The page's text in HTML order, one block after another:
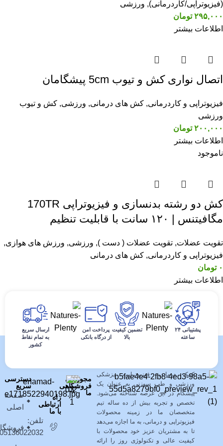
(فیزیوتراپی/کاردرمانی), ورزشی
۲۹۵,۰۰۰ تومان
اطلاعات بیشتر
اتصال نواری کش و تیوب 5cm پیشگامان
فیزیوتراپی و کاردرمانی, کش های درمانی, ورزشی, کش و تیوب
ورزشی
۲۰۰,۰۰۰ تومان
اطلاعات بیشتر
ناموجود
کش دو رشته بدنسازی و فیزیوتراپی 170TR
مگافیتنس | ۱۲۰ سانت با قابلیت تنظیم
تقویت عضلات, تقویت عضلات ( دست ), ورزشی, ورزش های هوازی,
فیزیوتراپی و کاردرمانی, کش های درمانی
۰ تومان
اطلاعات بیشتر
پشتیبانی ۲۴
ساعته
تضمین کیفیت
بالا
پرداخت امن
از درگاه بانکی
ارسال سریع
به تمام نقاط
کشور
کمک درمانی، فیزیوتراپی، پزشکی
ورزشی و طب سوزنی به عنوان یک
پیشگام در این عرصه شناخته می‌شود.
تخصص و تجربه بیش از ده ساله تیم
متخصصان ما در زمینه محصولات
فیزیوتراپی و درمانی، به ما اجازه می‌دهد
تا به مشتریان عزیز خود محصولات با
کیفیت عالی و تکنولوژی روز را ارائه
مجوزهای
فروشگاهی
ما
تلفن:
05136022032
راه
ارتباطی
با ما
صفحه
اصلی
دسترسی
سریع